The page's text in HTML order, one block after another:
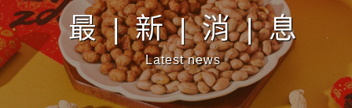
最|新|消|息
Latest news